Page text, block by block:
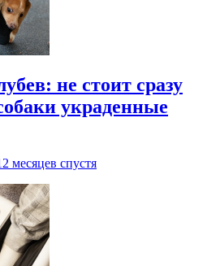
не стоит сразу
украденные
месяцев спустя